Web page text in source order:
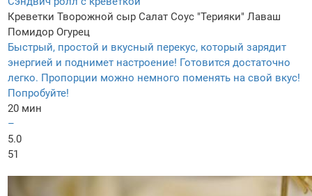
Креветки Творожной сыр Салат Соус "Терияки" Лаваш
Помидор Огурец
Быстрый, простой и вкусный перекус, который зарядит
энергией и поднимет настроение! Готовится достаточно
легко. Пропорции можно немного поменять на свой вкус!
Попробуйте!
20 мин
–
5.0
51